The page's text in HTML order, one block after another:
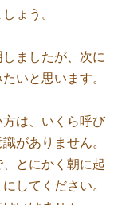
ょう。
ましたが、次に
いと思います。
は、いくら呼び
がありません。
とにかく朝に起
してください。